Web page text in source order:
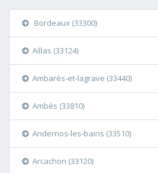
Bordeaux (33300)
Aillas (33124)
Ambarès-et-lagrave (33440)
Ambès (33810)
Andernos-les-bains (33510)
Arcachon (33120)